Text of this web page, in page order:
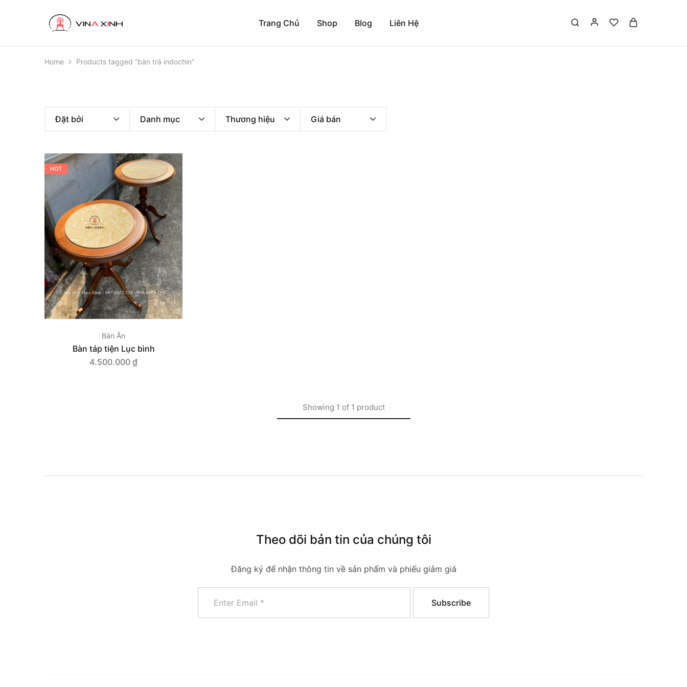
VINAXINH
Nội
Thất
Trang Chủ Shop Blog Liên Hệ
Home Products tagged “bàn trà indochin”
Đặt bởi Danh mục Thương hiệu Giá bán
HOT
Bàn Ăn
Bàn táp tiện Lục bình
4.500.000 ₫
Showing 1 of 1 product
Theo dõi bản tin của chúng tôi
Đăng ký để nhận thông tin về sản phẩm và phiếu giảm giá